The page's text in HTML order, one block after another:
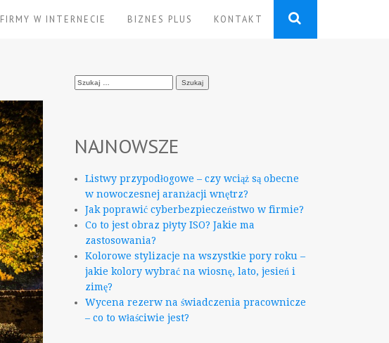
FIRMY W INTERNECIE BIZNES PLUS KONTAKT
Szukaj:
NAJNOWSZE
Listwy przypodłogowe – czy wciąż są obecne
w nowoczesnej aranżacji wnętrz?
Jak poprawić cyberbezpieczeństwo w firmie?
Co to jest obraz płyty ISO? Jakie ma
zastosowania?
Kolorowe stylizacje na wszystkie pory roku –
jakie kolory wybrać na wiosnę, lato, jesień i
zimę?
Wycena rezerw na świadczenia pracownicze
– co to właściwie jest?